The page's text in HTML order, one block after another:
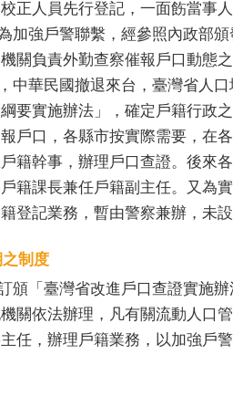
正人員先行登記，一面飭當事
強戶警聯繫，經參照內政部頒
關負責外勤查察催報戶口動態
華民國撤退來台，臺灣省人口
綱要實施辦法」，確定戶籍行
戶口，各縣市按實際需要，在
籍幹事，辦理戶口查證。後來
籍課長兼任戶籍副主任。又為
登記業務，暫由警察兼辦，未
制度
「臺灣省改進戶口查證實施辦
關依法辦理，凡有關流動人口
任，辦理戶籍業務，以加強戶警